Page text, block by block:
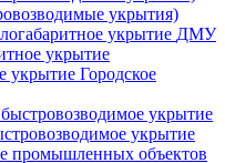
укрытия)
ДМУ
укрытие
Городское
укрытие